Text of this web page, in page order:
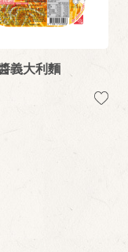
義大利麵